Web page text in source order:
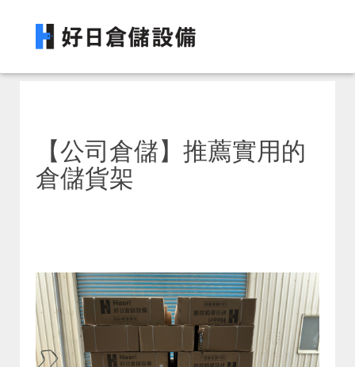
【公司倉儲】推薦實用的
倉儲貨架